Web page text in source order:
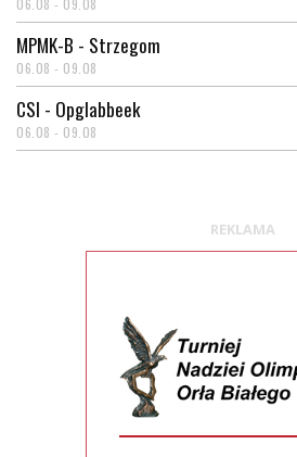
06.08 - 09.08
MPMK-B - Strzegom
06.08 - 09.08
CSI - Opglabbeek
06.08 - 09.08
REKLAMA